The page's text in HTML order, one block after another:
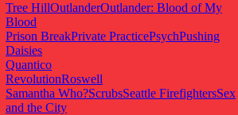
Tree HillOutlanderOutlander: Blood of My
Blood
Prison BreakPrivate PracticePsychPushing
Daisies
Quantico
RevolutionRoswell
Samantha Who?ScrubsSeattle FirefightersSex
and the City